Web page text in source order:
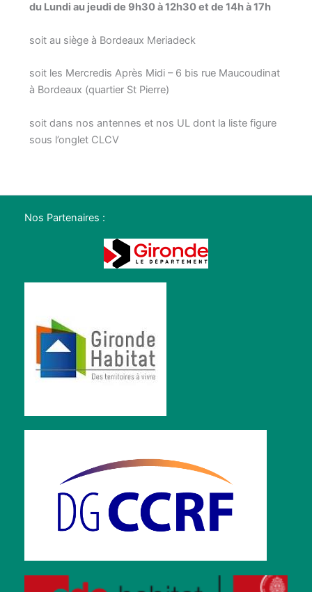
du Lundi au jeudi de 9h30 à 12h30 et de 14h à 17h
soit au siège à Bordeaux Meriadeck
soit les Mercredis Après Midi – 6 bis rue Maucoudinat
à Bordeaux (quartier St Pierre)
soit dans nos antennes et nos UL dont la liste figure
sous l’onglet CLCV
Nos Partenaires :